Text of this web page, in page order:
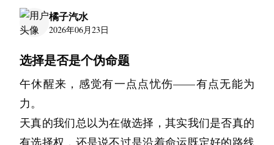
我打造的图书馆，现在是我的女儿在管理。那里
些信，将来也会放在那里。
你说你做了那个梦。梦到你回到岛上，蹲在礁石
前，说“我回来了”。醒来之后不觉得难过。那是
好事。那说明你已经不再害怕“回去”这件事了。
很多人离开一个地方之后，就再也不敢回去——
“她去哪了？”
我说：“她不在了。”
孩子只是“哦”了一声，便没再追问了，对我来说
也是一种解脱。
我亲眼见证了每一幅画的诞生，就在客厅桌子
上，总是摆满各式各样的画具。她画的时候很专
要记很多很多事情呢，到时候让女儿把它们都搞
到网上去，别给弄丢了。”
手上传来了对方的颤动。“这种东西谁要看啊。”
“我是个作者，你还不相信我的眼光不成？”我糊
弄他。顿了顿，又补充道：“还有啊，把我也写
一写吧，有不少东西要记的吧？”
了，一个老头伸出头来看了魏师傅一眼，什么都
没说就缩回头去。过了半分钟，老头重新出现在
门前，掏出钥匙打开了门。
“这是西京医院家属院的一个后门，以前我就住
在这个院子里，两个家属院是通着的，后来才有
了这个门。”魏师傅转回头给袁丽解释了一下，
一桌子人都举起了大拇指。
夏楠心疼的看着他，他笑了笑回应，作出一个撇
嘴的表情，暗示自己“无所谓啊”。
火锅热火朝天的吃完，中间自然少不了挨个敬
酒。
当陈墨和夏楠把最后一个人送上出租车挥手告
别，陈墨回头对着夏楠笑了笑，突然噗通一下，
她，告诉她那人不是我。
没等我喊出声来，广场上突然多了很多带着枪的
犯一般，广场上的人开始骚动，所有的人都在四
处逃跑，就在我旁边，我看到几个城管模样的人
正在台阶下殴打一个卖花的大婶，我实在气不过
站在台阶上用脚使劲踢了几下一个城管的头，然
定位是宁波。
我有些诧异。因为他此前在南方创业，创业失败
后，回来帮朋友公司做事情。现在又跑去南方。
跟着朋友一起来这边做了。Z市发展不起来。这
边政策好，机会多。
我怅然。
橘子汽水
2026年06月23日
选择是否是个伪命题
午休醒来，感觉有一点点忧伤——有点无能为
力。
天真的我们总以为在做选择，其实我们是否真的
有选择权，还是说不过是沿着命运既定好的路线